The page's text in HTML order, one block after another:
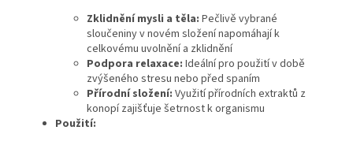
Zklidnění mysli a těla: Pečlivě vybrané
sloučeniny v novém složení napomáhají k
celkovému uvolnění a zklidnění
Podpora relaxace: Ideální pro použití v době
zvýšeného stresu nebo před spaním
Přírodní složení: Využití přírodních extraktů z
konopí zajišťuje šetrnost k organismu
Použití: